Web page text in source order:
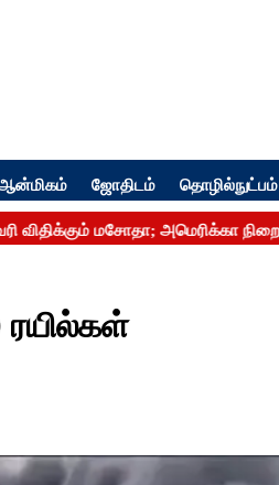
ஜோதிடம் தொழில்நுட்பம்
ரயில்கள்